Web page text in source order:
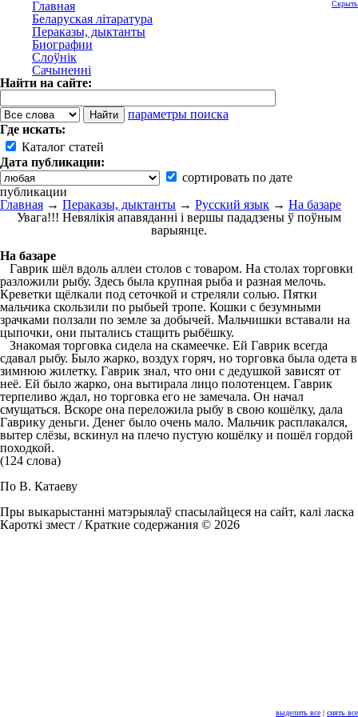
Главная
Беларуская літаратура
Пераказы, дыктанты
Биографии
Слоўнік
Сачыненні
Найти на сайте:
параметры поиска
Где искать:
Каталог статей
Дата публикации:
сортировать по дате
публикации
Скрыть
выделить все | снять все
Главная → Пераказы, дыктанты → Русский язык → На базаре
Увага!!! Невялікія апавяданні і вершы пададзены ў поўным
варыянце.
На базаре
Гаврик шёл вдоль аллеи столов с товаром. На столах торговки
разложили рыбу. Здесь была крупная рыба и разная мелочь.
Креветки щёлкали под сеточкой и стреляли солью. Пятки
мальчика скользили по рыбьей тропе. Кошки с безумными
зрачками ползали по земле за добычей. Мальчишки вставали на
цыпочки, они пытались стащить рыбёшку.
Знакомая торговка сидела на скамеечке. Ей Гаврик всегда
сдавал рыбу. Было жарко, воздух горяч, но торговка была одета в
зимнюю жилетку. Гаврик знал, что они с дедушкой зависят от
неё. Ей было жарко, она вытирала лицо полотенцем. Гаврик
терпеливо ждал, но торговка его не замечала. Он начал
смущаться. Вскоре она переложила рыбу в свою кошёлку, дала
Гаврику деньги. Денег было очень мало. Мальчик расплакался,
вытер слёзы, вскинул на плечо пустую кошёлку и пошёл гордой
походкой.
(124 слова)
По В. Катаеву
Пры выкарыстанні матэрыялаў спасылайцеся на сайт, калі ласка
Кароткі змест / Краткие содержания © 2026